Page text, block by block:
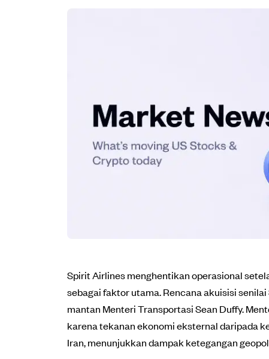
Spirit Airlines menghentikan operasional
sebagai faktor utama. Rencana akuisisi
mantan Menteri Transportasi Sean Duffy.
karena tekanan ekonomi eksternal daripada
Iran, menunjukkan dampak ketegangan